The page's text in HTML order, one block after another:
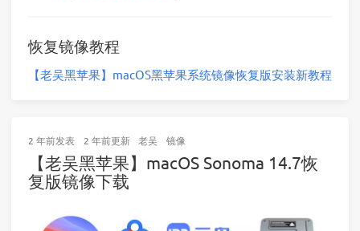
恢复镜像教程
【老吴黑苹果】macOS黑苹果系统镜像恢复版安装新教程
2 年前发表 2 年前更新 老吴 镜像
【老吴黑苹果】macOS Sonoma 14.7恢
复版镜像下载